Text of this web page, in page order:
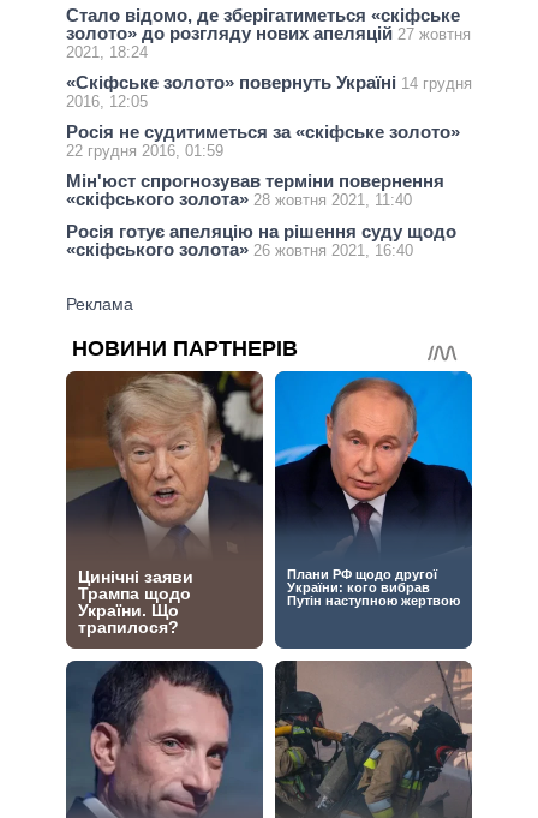
Стало відомо, де зберігатиметься «скіфське
золото» до розгляду нових апеляцій 27 жовтня
2021, 18:24
«Скіфське золото» повернуть Україні 14 грудня
2016, 12:05
Росія не судитиметься за «скіфське золото»
22 грудня 2016, 01:59
Мін'юст спрогнозував терміни повернення
«скіфського золота» 28 жовтня 2021, 11:40
Росія готує апеляцію на рішення суду щодо
«скіфського золота» 26 жовтня 2021, 16:40